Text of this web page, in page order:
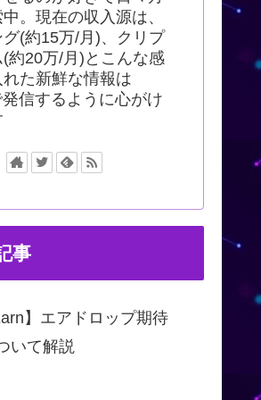
。現在の収入源は、
(約15万/月)、クリプ
(約20万/月)とこんな感
れた新鮮な情報は
信するように心がけ
事
】エアドロップ期待
いて解説